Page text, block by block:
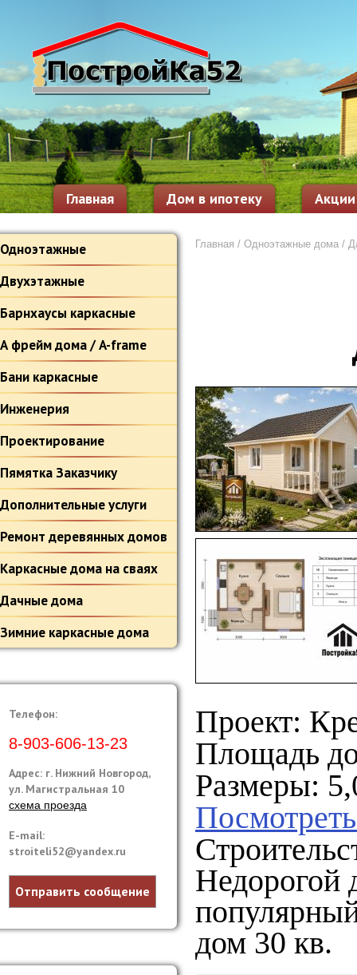
Акции
Дом в ипотеку
Главная
Главная / Одноэтажные дома /
Проект:
Площадь
Размеры:
Недорогой
дом 30 кв.
Одноэтажные
Двухэтажные
Барнхаусы каркасные
А фрейм дома / A-frame
Бани каркасные
Инженерия
Проектирование
Пямятка Заказчику
Дополнительные услуги
Ремонт деревянных домов
Каркасные дома на сваях
Дачные дома
Зимние каркасные дома
Телефон:
8-903-606-13-23
Адрес: г. Нижний Новгород,
ул. Магистральная 10
схема проезда
E-mail:
stroiteli52@yandex.ru
Отправить сообщение